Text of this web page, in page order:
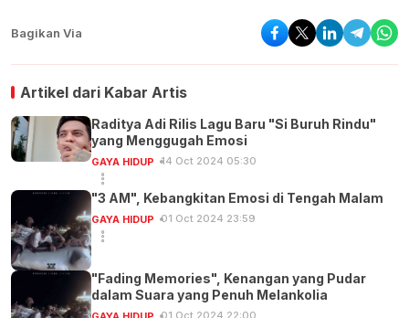
Bagikan Via
Artikel dari Kabar Artis
Raditya Adi Rilis Lagu Baru "Si Buruh Rindu"
yang Menggugah Emosi
GAYA HIDUP 14 Oct 2024 05:30
"3 AM", Kebangkitan Emosi di Tengah Malam
GAYA HIDUP 01 Oct 2024 23:59
"Fading Memories", Kenangan yang Pudar
dalam Suara yang Penuh Melankolia